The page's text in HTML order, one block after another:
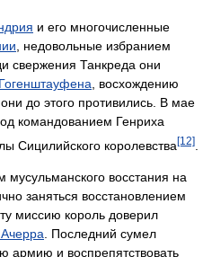
и его многочисленные
, недовольные избранием
свержения Танкреда они
, восхождению
до этого противились. В мае
командованием Генриха
Сицилийского королевства[12]
восстания на
заняться восстановлением
миссию король доверил
. Последний сумел
армию и воспрепятствовать